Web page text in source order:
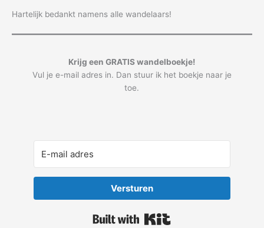
Hartelijk bedankt namens alle wandelaars!
Krijg een GRATIS wandelboekje!
Vul je e-mail adres in. Dan stuur ik het boekje naar je
toe.
Versturen